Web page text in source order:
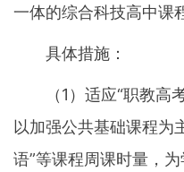
一体的综合科技高中课
具体措施：
（1）适应“职教
以加强公共基础课程为
语”等课程周课时量，